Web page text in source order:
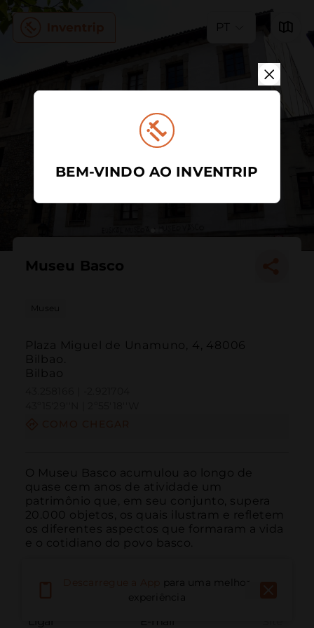
PT
Museu Basco
Museu
Plaza Miguel de Unamuno, 4, 48006
Bilbao.
Bilbao
O Museu Basco acumulou ao longo de
quase cem anos de atividade um
patrimônio que, em seu conjunto, supera
20.000 objetos, os quais ilustram e refletem
os diferentes aspectos que formaram a vida
e o cotidiano do povo basco.
Ligar E-mail
para uma melhor
experiência
BEM-VINDO AO INVENTRIP